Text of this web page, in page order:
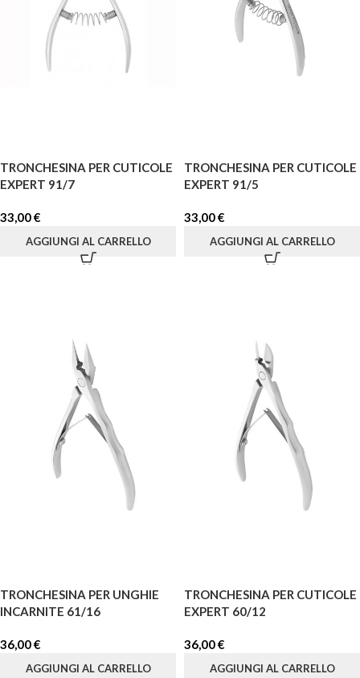
TRONCHESINA PER CUTICOLE
EXPERT 91/7
33,00€
AGGIUNGI AL CARRELLO
TRONCHESINA PER CUTICOLE
EXPERT 91/5
33,00€
AGGIUNGI AL CARRELLO
TRONCHESINA PER UNGHIE
INCARNITE 61/16
36,00€
AGGIUNGI AL CARRELLO
TRONCHESINA PER CUTICOLE
EXPERT 60/12
36,00€
AGGIUNGI AL CARRELLO